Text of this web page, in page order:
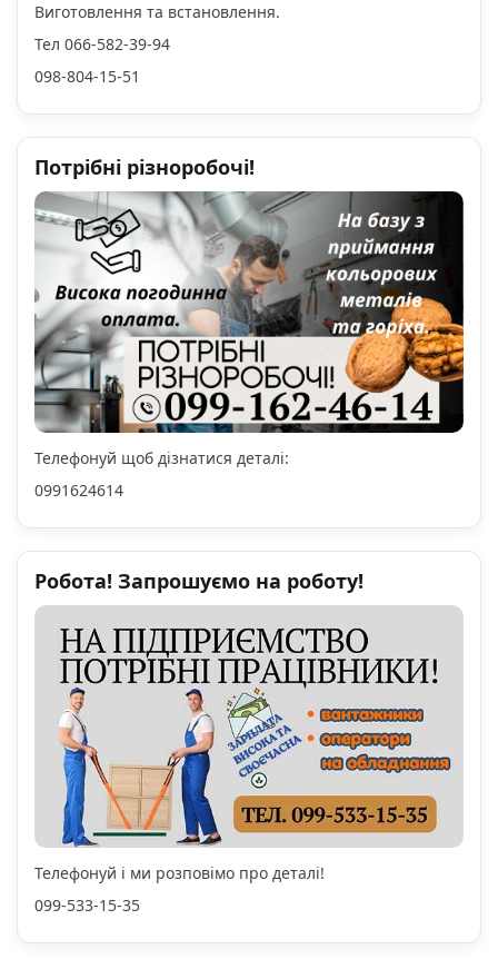
Виготовлення та встановлення.
Тел 066-582-39-94
098-804-15-51
Потрібні різноробочі!
Телефонуй щоб дізнатися деталі:
0991624614
Робота! Запрошуємо на роботу!
Телефонуй і ми розповімо про деталі!
099-533-15-35